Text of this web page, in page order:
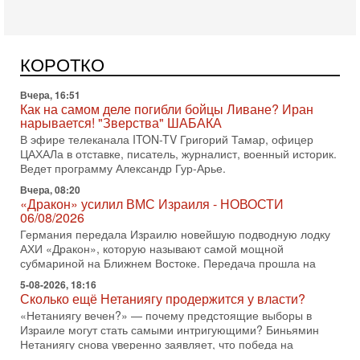
КОРОТКО
ЦАХАЛа в отставке, писатель, журналист, военный историк.
Ведет программу Александр Гур-Арье.
Вчера, 08:20
«Дракон» усилил ВМС Израиля - НОВОСТИ
06/08/2026
Германия передала Израилю новейшую подводную лодку
АХИ «Дракон», которую называют самой мощной
субмариной на Ближнем Востоке. Передача прошла на
5-08-2026, 18:16
Сколько ещё Нетаниягу продержится у власти?
«Нетаниягу вечен?» — почему предстоящие выборы в
Израиле могут стать самыми интригующими? Биньямин
Нетаниягу снова уверенно заявляет, что победа на
5-08-2026, 08:51
Трамп пригрозил Ирану ударом - НОВОСТИ
05/08/2026
Президент США Дональд Трамп сегодня заявил, что
Ормузский пролив может быть открыт «очень скоро». По
его словам, если этого не произойдет, Иран ждет